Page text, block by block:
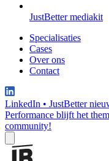
JustBetter mediakit
Specialisaties
Cases
Over ons
Contact
LinkedIn • JustBetter
Performance blijft het
community!